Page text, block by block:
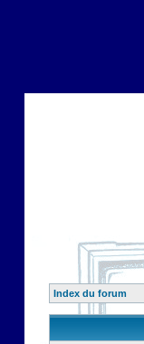
Index du forum